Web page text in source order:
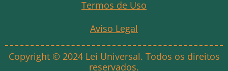
Termos de Uso
Aviso Legal
Copyright © 2024 Lei Universal. Todos os direitos
reservados.